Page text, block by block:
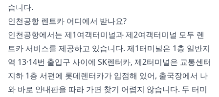
습니다.
인천공항 렌트카 어디에서 받나요?
인천공항에서는 제1여객터미널과 제2여객터미널 모두 렌
트카 서비스를 제공하고 있습니다. 제1터미널은 1층 일반지
역 13·14번 출입구 사이에 SK렌터카, 제2터미널은 교통센터
지하 1층 서편에 롯데렌터카가 입점해 있어, 출국장에서 나
와 바로 안내판을 따라 가면 찾기 어렵지 않습니다. 두 터미